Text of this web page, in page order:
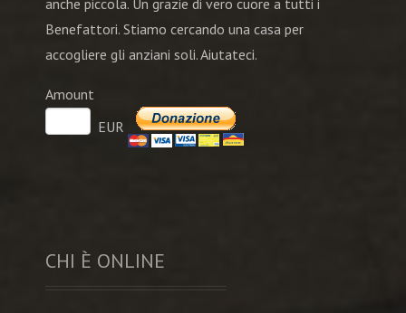
Benefattori. Stiamo cercando una casa per
accogliere gli anziani soli. Aiutateci.
Amount
EUR
CHI È ONLINE